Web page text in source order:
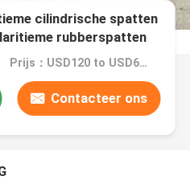
cilindrische spatten
rubberspatten
Prijs：USD120 to USD640 Per Piece
Contacteer ons